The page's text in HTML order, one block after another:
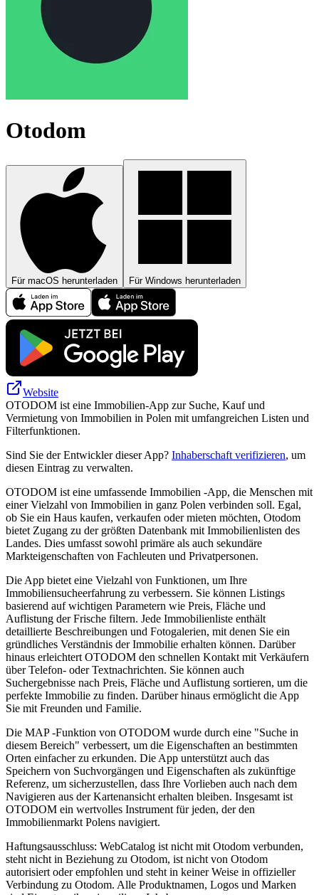
Otodom
Für macOS herunterladen Für Windows herunterladen
Website
OTODOM ist eine Immobilien-App zur Suche, Kauf und
Vermietung von Immobilien in Polen mit umfangreichen Listen und
Filterfunktionen.
Sind Sie der Entwickler dieser App? Inhaberschaft verifizieren, um
diesen Eintrag zu verwalten.
OTODOM ist eine umfassende Immobilien -App, die Menschen mit
einer Vielzahl von Immobilien in ganz Polen verbinden soll. Egal,
ob Sie ein Haus kaufen, verkaufen oder mieten möchten, Otodom
bietet Zugang zu der größten Datenbank mit Immobilienlisten des
Landes. Dies umfasst sowohl primäre als auch sekundäre
Markteigenschaften von Fachleuten und Privatpersonen.
Die App bietet eine Vielzahl von Funktionen, um Ihre
Immobiliensucheerfahrung zu verbessern. Sie können Listings
basierend auf wichtigen Parametern wie Preis, Fläche und
Auflistung der Frische filtern. Jede Immobilienliste enthält
detaillierte Beschreibungen und Fotogalerien, mit denen Sie ein
gründliches Verständnis der Immobilie erhalten können. Darüber
hinaus erleichtert OTODOM den schnellen Kontakt mit Verkäufern
über Telefon- oder Textnachrichten. Sie können auch
Suchergebnisse nach Preis, Fläche und Auflistung sortieren, um die
perfekte Immobilie zu finden. Darüber hinaus ermöglicht die App
Sie mit Freunden und Familie.
Die MAP -Funktion von OTODOM wurde durch eine "Suche in
diesem Bereich" verbessert, um die Eigenschaften an bestimmten
Orten einfacher zu erkunden. Die App unterstützt auch das
Speichern von Suchvorgängen und Eigenschaften als zukünftige
Referenz, um sicherzustellen, dass Ihre Vorlieben auch nach dem
Navigieren aus der Kartenansicht erhalten bleiben. Insgesamt ist
OTODOM ein wertvolles Instrument für jeden, der den
Immobilienmarkt Polens navigiert.
Haftungsausschluss: WebCatalog ist nicht mit Otodom verbunden,
steht nicht in Beziehung zu Otodom, ist nicht von Otodom
autorisiert oder empfohlen und steht in keiner Weise in offizieller
Verbindung zu Otodom. Alle Produktnamen, Logos und Marken